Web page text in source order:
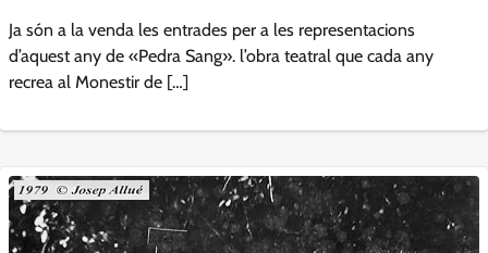
Ja són a la venda les entrades per a les representacions
d’aquest any de «Pedra Sang». l’obra teatral que cada any
recrea al Monestir de […]